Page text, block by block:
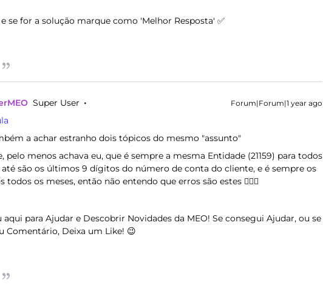
se for a solução marque como 'Melhor Resposta' ✅
Super User Forum|Forum|1 year ago
a achar estranho dois tópicos do mesmo "assunto"
pelo menos achava eu, que é sempre a mesma Entidade (21159) para todos
até são os últimos 9 dígitos do número de conta do cliente, e é sempre os
todos os meses, então não entendo que erros são estes 🤷🏻‍♂️
para Ajudar e Descobrir Novidades da MEO! Se consegui Ajudar, ou se
Comentário, Deixa um Like! 😉